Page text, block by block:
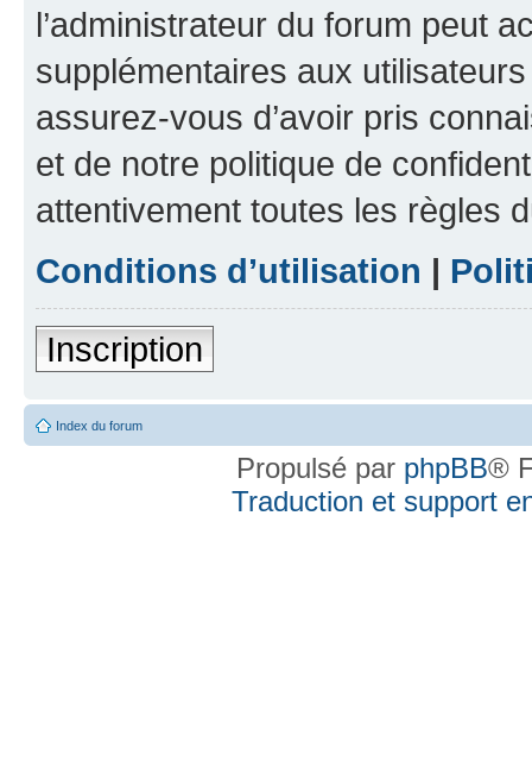
l’administrateur du forum peut
supplémentaires aux
assurez-vous d’avoir pris
et de notre politique de
attentivement toutes les règles
Conditions d’utilisation |
Inscription
Index du forum
Propulsé par phpBB®
Traduction et support